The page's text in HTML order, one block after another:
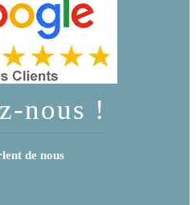
nous !
de nous